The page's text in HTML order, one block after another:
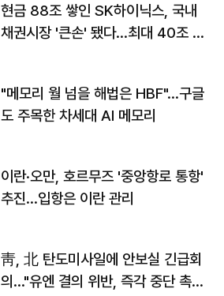
현금 88조 쌓인 SK하이닉스, 국내
채권시장 '큰손' 됐다…최대 40조 투
"메모리 월 넘을 해법은 HBF"…구글
도 주목한 차세대 AI 메모리
이란·오만, 호르무즈 '중앙항로 통항'
추진…입항은 이란 관리
靑, 北 탄도미사일에 안보실 긴급회
의…"유엔 결의 위반, 즉각 중단 촉